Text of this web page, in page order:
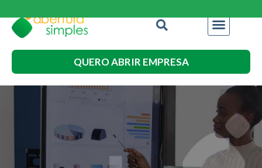
QUERO ABRIR EMPRESA